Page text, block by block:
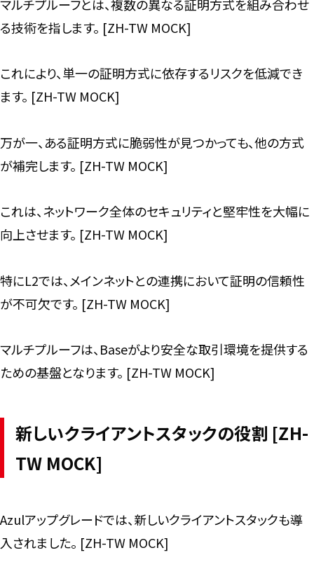
マルチプルーフとは、複数の異なる証明方式を組み合わせ
る技術を指します。 [ZH-TW MOCK]
これにより、単一の証明方式に依存するリスクを低減でき
ます。 [ZH-TW MOCK]
万が一、ある証明方式に脆弱性が見つかっても、他の方式
が補完します。 [ZH-TW MOCK]
これは、ネットワーク全体のセキュリティと堅牢性を大幅に
向上させます。 [ZH-TW MOCK]
特にL2では、メインネットとの連携において証明の信頼性
が不可欠です。 [ZH-TW MOCK]
マルチプルーフは、Baseがより安全な取引環境を提供する
ための基盤となります。 [ZH-TW MOCK]
新しいクライアントスタックの役割 [ZH-
TW MOCK]
Azulアップグレードでは、新しいクライアントスタックも導
入されました。 [ZH-TW MOCK]